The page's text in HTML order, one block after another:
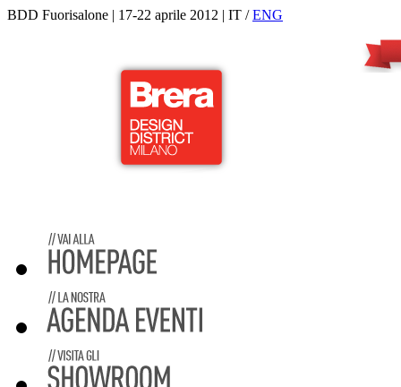
BDD Fuorisalone | 17-22 aprile 2012 | IT /ENG